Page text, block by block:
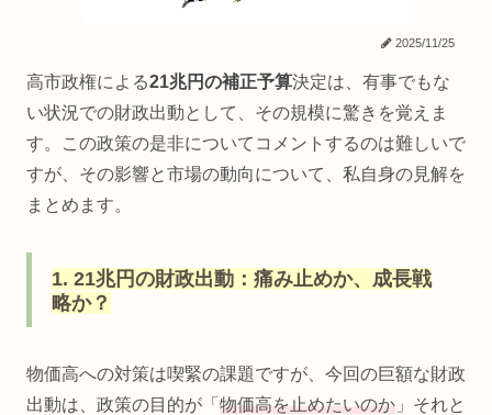
2025/11/25
高市政権による21兆円の補正予算決定は、有事でもな
い状況での財政出動として、その規模に驚きを覚えま
す。この政策の是非についてコメントするのは難しいで
すが、その影響と市場の動向について、私自身の見解を
まとめます。
1. 21兆円の財政出動：痛み止めか、成長戦
略か？
物価高への対策は喫緊の課題ですが、今回の巨額な財政
出動は、政策の目的が「 物価高を止めたいのか 」それと